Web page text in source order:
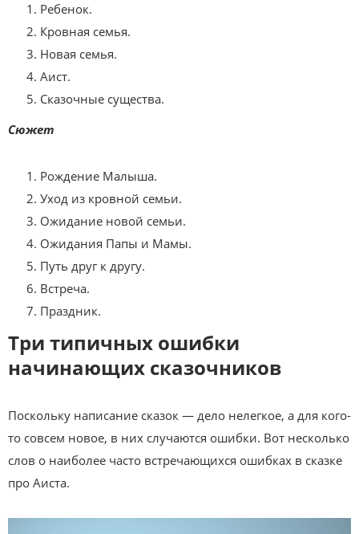
Ребенок.
Кровная семья.
Новая семья.
Аист.
Сказочные существа.
Сюжет
Рождение Малыша.
Уход из кровной семьи.
Ожидание новой семьи.
Ожидания Папы и Мамы.
Путь друг к другу.
Встреча.
Праздник.
Три типичных ошибки
начинающих сказочников
Поскольку написание сказок — дело нелегкое, а для кого-
то совсем новое, в них случаются ошибки. Вот несколько
слов о наиболее часто встречающихся ошибках в сказке
про Аиста.